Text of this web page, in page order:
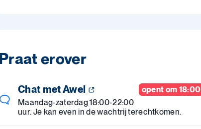
erover
opent om 18:00
Chat met Awel
Maandag-zaterdag 18:00-22:00
uur. Je kan even in de wachtrij terechtkomen.